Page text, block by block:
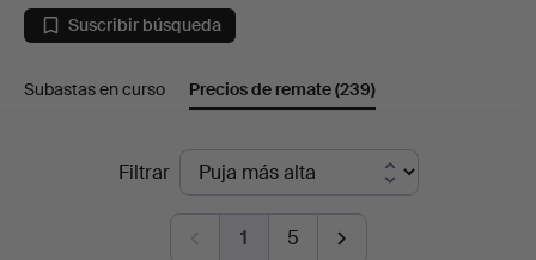
Conjuntos
de
Suscribir búsqueda
Subastas en curso Precios de remate(239)
Filtrar
1 5